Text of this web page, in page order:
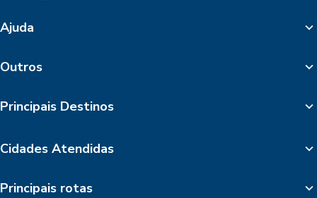
Ajuda
Outros
Principais Destinos
Cidades Atendidas
Principais rotas